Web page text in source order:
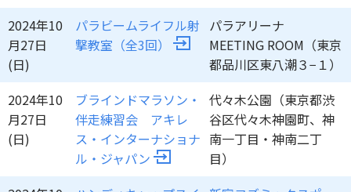
2024年10
月27日
(日)
パラビームライフル射
撃教室（全3回）
パラアリーナ
MEETING ROOM（東京
都品川区東八潮３−１）
2024年10
月27日
(日)
ブラインドマラソン・
伴走練習会 アキレ
ス・インターナショナ
ル・ジャパン
代々木公園（東京都渋
谷区代々木神園町、神
南一丁目・神南二丁
目）